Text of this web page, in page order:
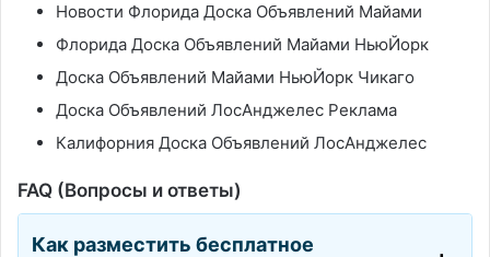
Новости Флорида Доска Объявлений Майами
Флорида Доска Объявлений Майами НьюЙорк
Доска Объявлений Майами НьюЙорк Чикаго
Доска Объявлений ЛосАнджелес Реклама
Калифорния Доска Объявлений ЛосАнджелес
FAQ (Вопросы и ответы)
Как разместить бесплатное